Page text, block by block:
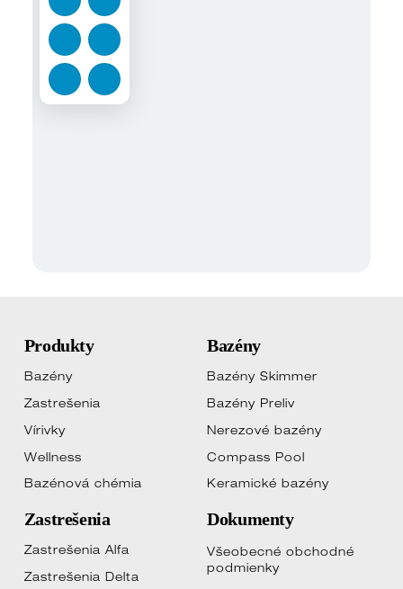
Produkty
Bazény
Zastrešenia
Vírivky
Wellness
Bazénová chémia
Bazény
Bazény Skimmer
Bazény Preliv
Nerezové bazény
Compass Pool
Keramické bazény
Zastrešenia
Zastrešenia Alfa
Zastrešenia Delta
Dokumenty
Všeobecné obchodné
podmienky